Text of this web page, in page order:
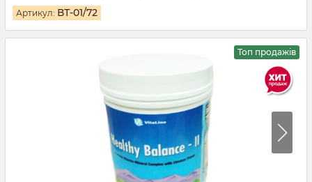
Артикул: ВТ-01/72
Топ продажів